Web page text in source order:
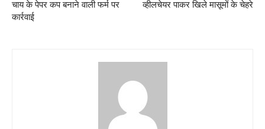
चाय के पेपर कप बनाने वाली फर्म पर
कार्रवाई
व्हीलचेयर पाकर खिले मासूमों के चेहरे